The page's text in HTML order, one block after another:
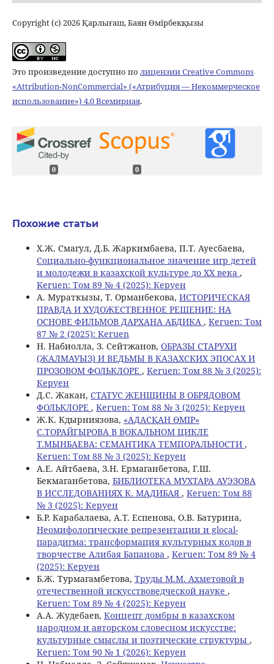
Copyright (c) 2026 Қарлығаш, Баян Өмірбекқызы
Это произведение доступно по лицензии Creative Commons
«Attribution-NonCommercial» («Атрибуция — Некоммерческое
использование») 4.0 Всемирная.
0 0
Похожие статьи
Х.Ж. Смагул, Д.Б. Жаркимбаева, П.Т. Ауесбаева,
Социально-функциональное значение игр детей
и молодежи в казахской культуре до ХХ века ,
Keruen: Том 89 № 4 (2025): Керуен
А. Мураткызы, Т. Орманбекова, ИСТОРИЧЕСКАЯ
ПРАВДА И ХУДОЖЕСТВЕННОЕ РЕШЕНИЕ: НА
ОСНОВЕ ФИЛЬМОВ ДАРХАНА АБДИКА , Keruen: Том
87 № 2 (2025): Keruen
Н. Набиолла, З. Сейтжанов, ОБРАЗЫ СТАРУХИ
(ЖАЛМАУЫЗ) И ВЕДЬМЫ В КАЗАХСКИХ ЭПОСАХ И
ПРОЗОВОМ ФОЛЬКЛОРЕ , Keruen: Том 88 № 3 (2025):
Керуен
Д.С. Жакан, СТАТУС ЖЕНЩИНЫ В ОБРЯДОВОМ
ФОЛЬКЛОРЕ , Keruen: Том 88 № 3 (2025): Керуен
Ж.К. Кдырниязова, «АДАСҚАН ӨМІР»
С.ТОРАЙГЫРОВА В ВОКАЛЬНОМ ЦИКЛЕ
Т.МЫНБАЕВА: СЕМАНТИКА ТЕМПОРАЛЬНОСТИ ,
Keruen: Том 88 № 3 (2025): Керуен
А.Е. Айтбаева, З.Н. Ермаганбетова, Г.Ш.
Бекмаганбетова, БИБЛИОТЕКА МУХТАРА АУЭЗОВА
В ИССЛЕДОВАНИЯХ К. МАДИБАЯ , Keruen: Том 88
№ 3 (2025): Керуен
Б.Р. Карабалаева, A.T. Еспенова, O.B. Батурина,
Неомифологические репрезентации и glocal-
парадигма: трансформация культурных кодов в
творчестве Алибая Бапанова , Keruen: Том 89 № 4
(2025): Керуен
Б.Ж. Турмагамбетова, Труды М.М. Ахметовой в
отечественной искусствоведческой науке ,
Keruen: Том 89 № 4 (2025): Керуен
А.А. Жудебаев, Концепт домбры в казахском
народном и авторском словесном искусстве:
культурные смыслы и поэтические структуры ,
Keruen: Том 90 № 1 (2026): Керуен